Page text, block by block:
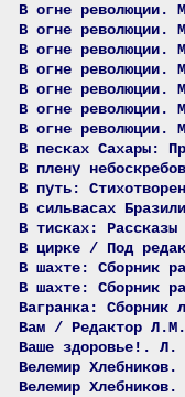
В огне революции.
В огне революции.
В огне революции.
В огне революции.
В огне революции.
В огне революции.
В огне революции.
В песках Сахары:
В плену
В путь:
В сильвасах
В тисках:
В цирке / Под
В шахте: Сборник
В шахте: Сборник
Вагранка: Сборник
Вам / Редактор
Ваше здоровье!. Л.
Велемир
Велемир